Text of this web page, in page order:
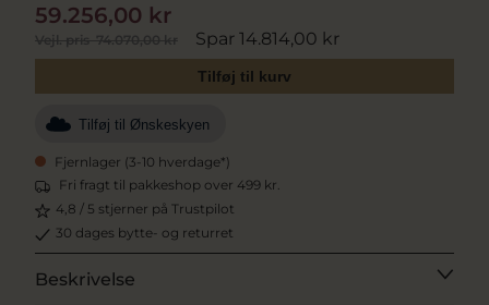
Vejl. pris74.070,00 kr Spar 14.814,00 kr
59.256,00 kr
Tilføj til kurv
Tilføj til Ønskeskyen
Fjernlager (3-10 hverdage*)
Fri fragt til pakkeshop over 499 kr.
4,8 / 5 stjerner på Trustpilot
30 dages bytte- og returret
Beskrivelse